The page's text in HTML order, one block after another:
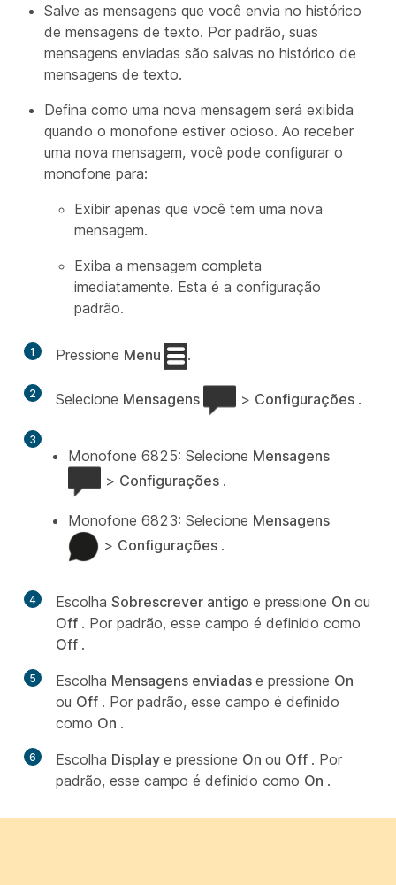
Salve as mensagens que você envia no histórico
de mensagens de texto. Por padrão, suas
mensagens enviadas são salvas no histórico de
mensagens de texto.
Defina como uma nova mensagem será exibida
quando o monofone estiver ocioso. Ao receber
uma nova mensagem, você pode configurar o
monofone para:
Exibir apenas que você tem uma nova
mensagem.
Exiba a mensagem completa
imediatamente. Esta é a configuração
padrão.
1 Pressione Menu .
2 Selecione Mensagens > Configurações .
3
Monofone 6825: Selecione Mensagens
> Configurações .
Monofone 6823: Selecione Mensagens
> Configurações .
4 Escolha Sobrescrever antigo e pressione On ou
Off . Por padrão, esse campo é definido como
Off .
5 Escolha Mensagens enviadas e pressione On
ou Off . Por padrão, esse campo é definido
como On .
6 Escolha Display e pressione On ou Off . Por
padrão, esse campo é definido como On .